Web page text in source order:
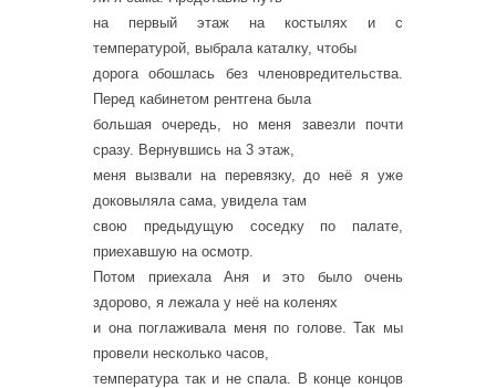
на первый этаж на костылях и с
температурой, выбрала каталку, чтобы
дорога обошлась без членовредительства.
Перед кабинетом рентгена была
большая очередь, но меня завезли почти
сразу. Вернувшись на 3 этаж,
меня вызвали на перевязку, до неё я уже
доковыляла сама, увидела там
свою предыдущую соседку по палате,
приехавшую на осмотр.
Потом приехала Аня и это было очень
здорово, я лежала у неё на коленях
и она поглаживала меня по голове. Так мы
провели несколько часов,
температура так и не спала. В конце концов